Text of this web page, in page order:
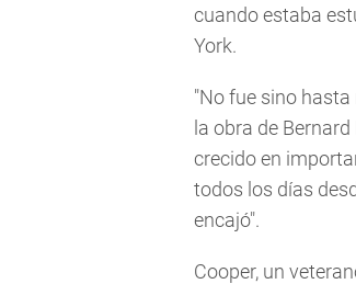
cuando estaba
York.
"No fue sino
la obra de
crecido en
todos los días
encajó".
Cooper, un